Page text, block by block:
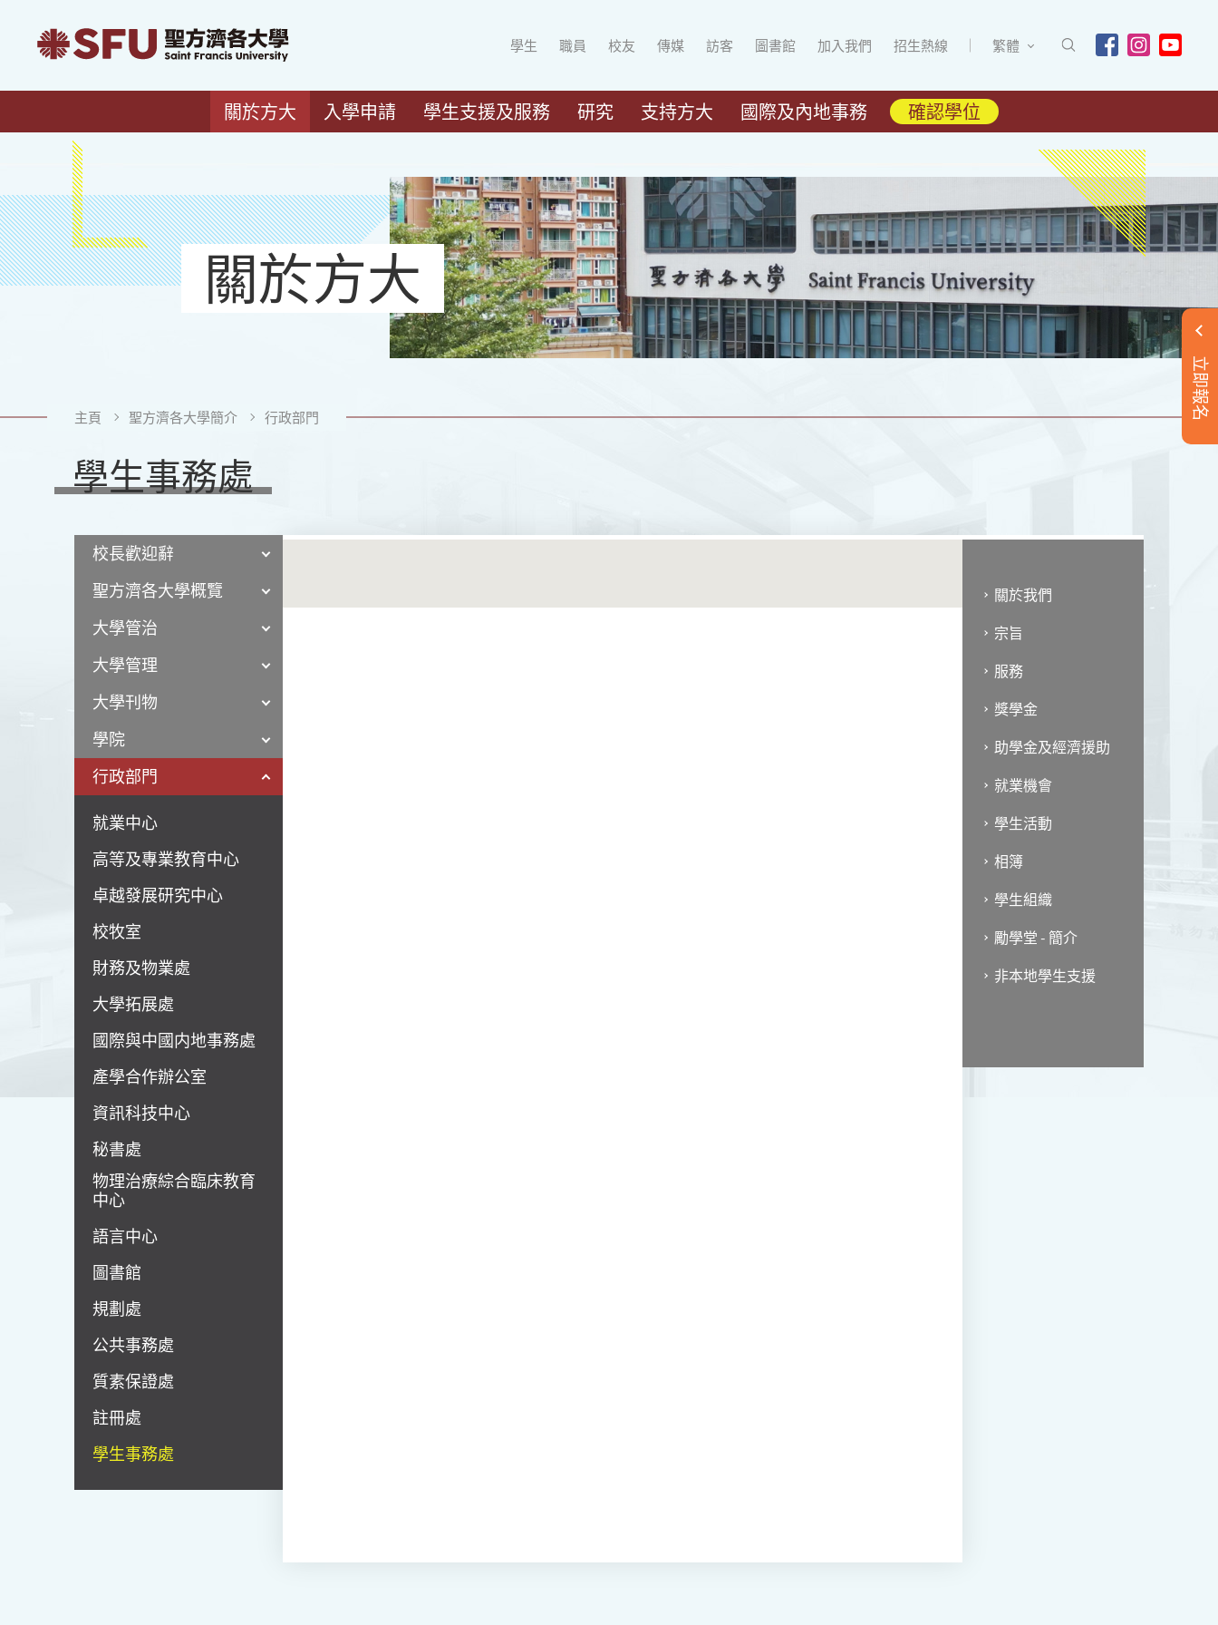
學生 職員 校友 傳媒 訪客 圖書館 加入我們 招生熱線 繁體
關於方大 入學申請 學生支援及服務 研究 支持方大 國際及內地事務 確認學位
立即報名
關於方大
主頁 聖方濟各大學簡介 行政部門
學生事務處
校長歡迎辭
聖方濟各大學概覽
大學管治
大學管理
大學刊物
學院
行政部門
就業中心
高等及專業教育中心
卓越發展研究中心
校牧室
財務及物業處
大學拓展處
國際與中國内地事務處
產學合作辦公室
資訊科技中心
秘書處
物理治療綜合臨床教育
中心
語言中心
圖書館
規劃處
公共事務處
質素保證處
註冊處
學生事務處
關於我們
宗旨
服務
獎學金
助學金及經濟援助
就業機會
學生活動
相簿
學生組織
勵學堂 - 簡介
非本地學生支援